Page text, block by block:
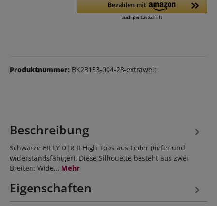
Produktnummer: BK23153-004-28-extraweit
Beschreibung
Schwarze BILLY D|R II High Tops aus Leder (tiefer und
widerstandsfähiger). Diese Silhouette besteht aus zwei
Breiten: Wide… Mehr
Eigenschaften